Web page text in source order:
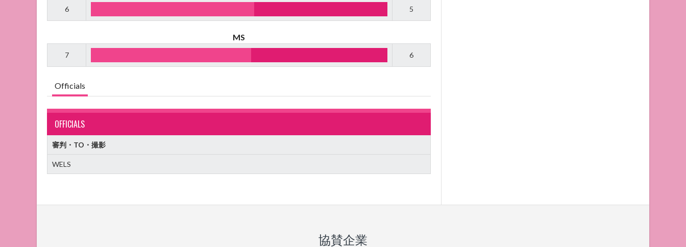
6 5
MS
7 6
Officials
OFFICIALS
審判・TO・撮影
WELS
協賛企業